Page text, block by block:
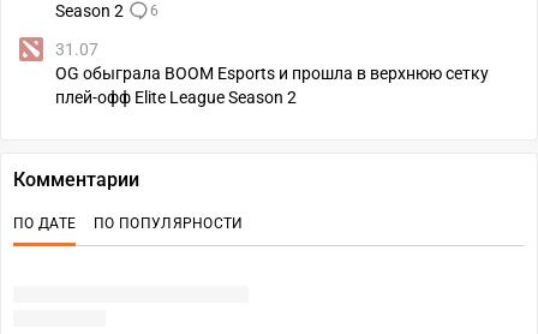
Season 2 6
31.07
OG обыграла BOOM Esports и прошла в верхнюю сетку
плей-офф Elite League Season 2
Комментарии
ПО ДАТЕ ПО ПОПУЛЯРНОСТИ